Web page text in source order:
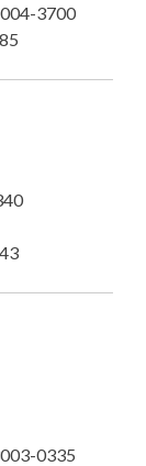
3700
0335